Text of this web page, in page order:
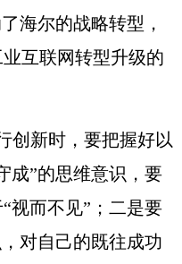
海尔的战略转型，
互联网转型升级的
创新时，要把握好以
成”的思维意识，要
视而不见”；二是要
对自己的既往成功